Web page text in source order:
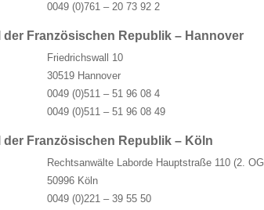
0049 (0)761 – 20 73 92 2
Französischen Republik – Hannover
Friedrichswall 10
30519 Hannover
0049 (0)511 – 51 96 08 4
0049 (0)511 – 51 96 08 49
Französischen Republik – Köln
Rechtsanwälte Laborde Hauptstraße 110 (2.
50996 Köln
0049 (0)221 – 39 55 50